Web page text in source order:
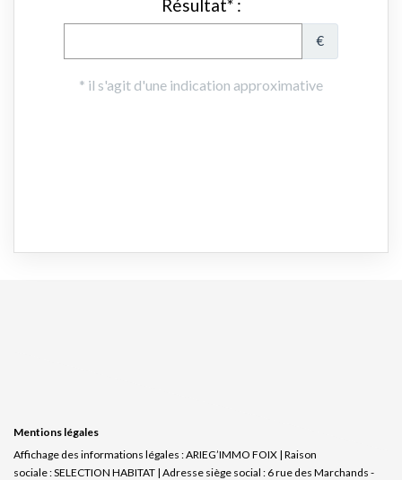
Mentions légales
Affichage des informations légales : ARIEG’IMMO FOIX | Raison
sociale : SELECTION HABITAT | Adresse siège social : 6 rue des Marchands -